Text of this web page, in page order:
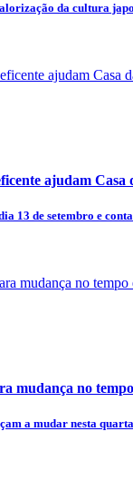
da cultura
ajudam Casa
13 de setembro e
mudança no
a mudar nesta